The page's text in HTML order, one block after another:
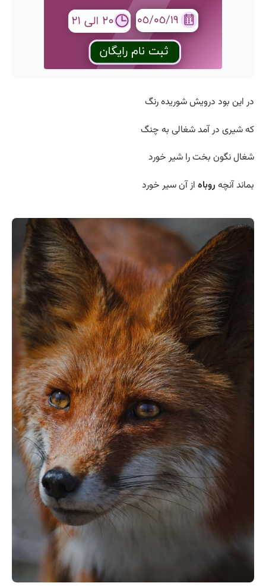
در این بود درویش شوریده رنگ
که شیری در آمد شغالی به چنگ
شغال نگون بخت را شیر خورد
بماند آنچه روباه از آن سیر خورد